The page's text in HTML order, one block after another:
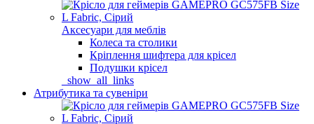
Аксесуари для меблів
Колеса та столики
Кріплення шифтера для крісел
Подушки крісел
_show_all_links
Атрибутика та сувеніри